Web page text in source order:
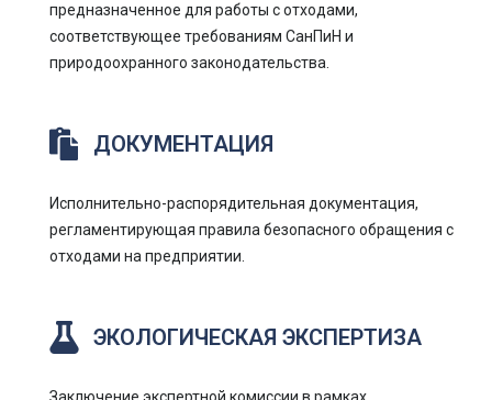
предназначенное для работы с отходами,
соответствующее требованиям СанПиН и
природоохранного законодательства.
ДОКУМЕНТАЦИЯ
Исполнительно-распорядительная документация,
регламентирующая правила безопасного обращения с
отходами на предприятии.
ЭКОЛОГИЧЕСКАЯ ЭКСПЕРТИЗА